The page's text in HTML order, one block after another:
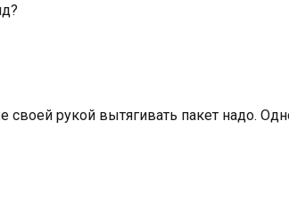
рукой вытягивать пакет надо.